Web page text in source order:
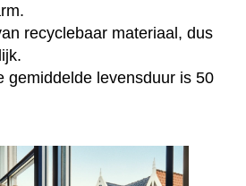
recyclebaar materiaal, dus
gemiddelde levensduur is 50